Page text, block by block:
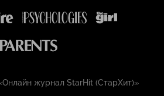
журнал StarHit (СтарХит)»